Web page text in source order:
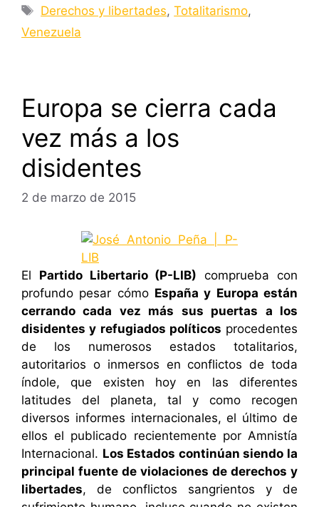
Etiquetas
Derechos y libertades,Totalitarismo,
Venezuela
Europa se cierra cada
vez más a los
disidentes
2 de marzo de 2015
El Partido Libertario (P-LIB) comprueba con
profundo pesar cómo España y Europa están
cerrando cada vez más sus puertas a los
disidentes y refugiados políticos procedentes
de los numerosos estados totalitarios,
autoritarios o inmersos en conflictos de toda
índole, que existen hoy en las diferentes
latitudes del planeta, tal y como recogen
diversos informes internacionales, el último de
ellos el publicado recientemente por Amnistía
Internacional. Los Estados continúan siendo la
principal fuente de violaciones de derechos y
libertades, de conflictos sangrientos y de